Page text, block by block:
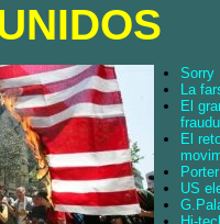
Sorry
La
El
El
US